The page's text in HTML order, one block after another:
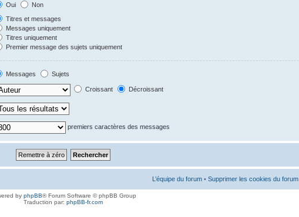
Oui
Non
Titres et messages
Messages uniquement
Titres uniquement
Premier message des sujets uniquement
Messages
Sujets
Croissant Décroissant
premiers caractères des messages
L’équipe du forum • Supprimer les cookies du forum
by phpBB® Forum Software © phpBB Group
Traduction par: phpBB-fr.com